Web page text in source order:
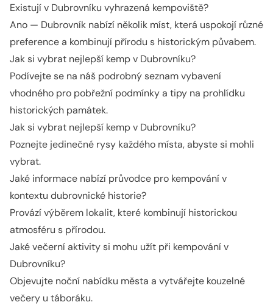
Existují v Dubrovníku vyhrazená kempoviště?
Ano — Dubrovník nabízí několik míst, která uspokojí různé
preference a kombinují přírodu s historickým půvabem.
Jak si vybrat nejlepší kemp v Dubrovníku?
Podívejte se na náš podrobný seznam vybavení
vhodného pro pobřežní podmínky a tipy na prohlídku
historických památek.
Jak si vybrat nejlepší kemp v Dubrovníku?
Poznejte jedinečné rysy každého místa, abyste si mohli
vybrat.
Jaké informace nabízí průvodce pro kempování v
kontextu dubrovnické historie?
Provází výběrem lokalit, které kombinují historickou
atmosféru s přírodou.
Jaké večerní aktivity si mohu užít při kempování v
Dubrovníku?
Objevujte noční nabídku města a vytvářejte kouzelné
večery u táboráku.